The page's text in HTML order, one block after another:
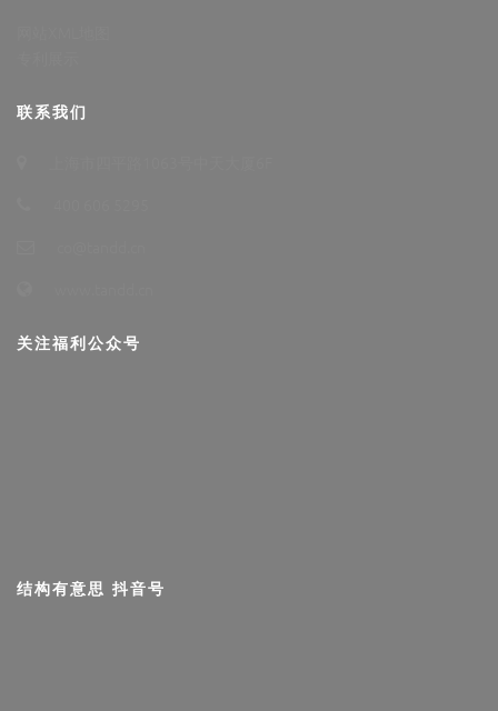
联系我们
关注福利公众号
结构有意思 抖音号